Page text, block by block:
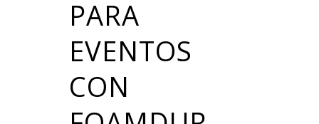
PARA
EVENTOS
CON